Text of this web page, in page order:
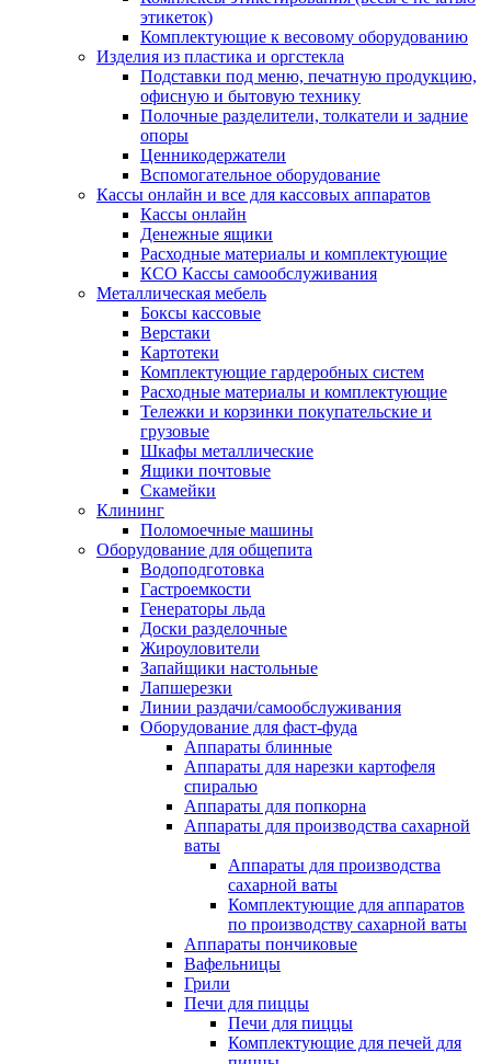
этикеток)
Комплектующие к весовому оборудованию
Изделия из пластика и оргстекла
Подставки под меню, печатную продукцию,
офисную и бытовую технику
Полочные разделители, толкатели и задние
опоры
Ценникодержатели
Вспомогательное оборудование
Кассы онлайн и все для кассовых аппаратов
Кассы онлайн
Денежные ящики
Расходные материалы и комплектующие
КСО Кассы самообслуживания
Металлическая мебель
Боксы кассовые
Верстаки
Картотеки
Комплектующие гардеробных систем
Расходные материалы и комплектующие
Тележки и корзинки покупательские и
грузовые
Шкафы металлические
Ящики почтовые
Скамейки
Клининг
Поломоечные машины
Оборудование для общепита
Водоподготовка
Гастроемкости
Генераторы льда
Доски разделочные
Жироуловители
Запайщики настольные
Лапшерезки
Линии раздачи/самообслуживания
Оборудование для фаст-фуда
Аппараты блинные
Аппараты для нарезки картофеля
спиралью
Аппараты для попкорна
Аппараты для производства сахарной
ваты
Аппараты для производства
сахарной ваты
Комплектующие для аппаратов
по производству сахарной ваты
Аппараты пончиковые
Вафельницы
Грили
Печи для пиццы
Печи для пиццы
Комплектующие для печей для